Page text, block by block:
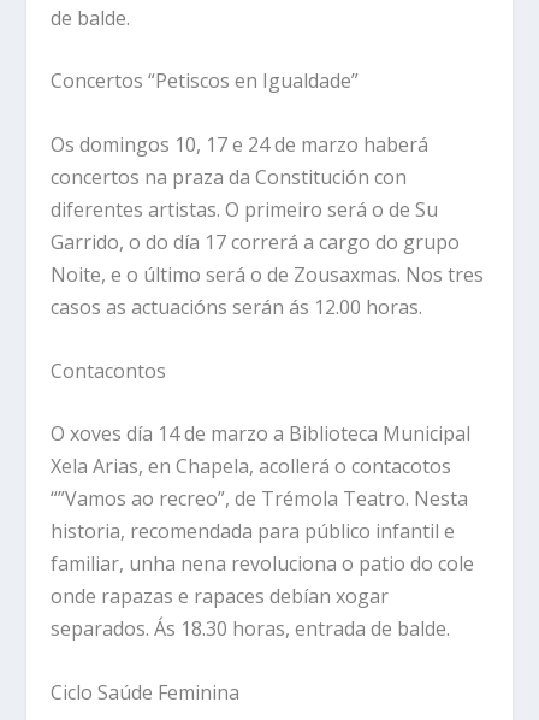
de balde.
Concertos “Petiscos en Igualdade”
Os domingos 10, 17 e 24 de marzo haberá
concertos na praza da Constitución con
diferentes artistas. O primeiro será o de Su
Garrido, o do día 17 correrá a cargo do grupo
Noite, e o último será o de Zousaxmas. Nos tres
casos as actuacións serán ás 12.00 horas.
Contacontos
O xoves día 14 de marzo a Biblioteca Municipal
Xela Arias, en Chapela, acollerá o contacotos
“”Vamos ao recreo”, de Trémola Teatro. Nesta
historia, recomendada para público infantil e
familiar, unha nena revoluciona o patio do cole
onde rapazas e rapaces debían xogar
separados. Ás 18.30 horas, entrada de balde.
Ciclo Saúde Feminina